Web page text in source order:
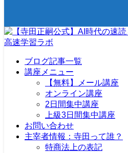
ブログ記事一覧
講座メニュー
【無料】メール講座
オンライン講座
2日間集中講座
上級3日間集中講座
お問い合わせ
主宰者情報：寺田って誰？
特商法上の表記